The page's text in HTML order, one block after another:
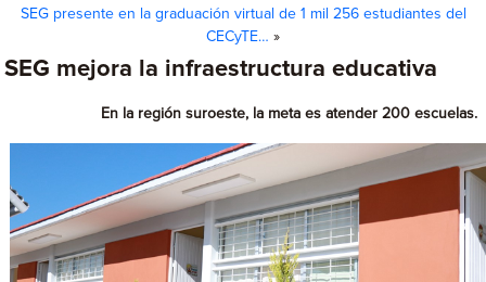
SEG presente en la graduación virtual de 1 mil 256 estudiantes del
CECyTE… »
SEG mejora la infraestructura educativa
En la región suroeste, la meta es atender 200 escuelas.